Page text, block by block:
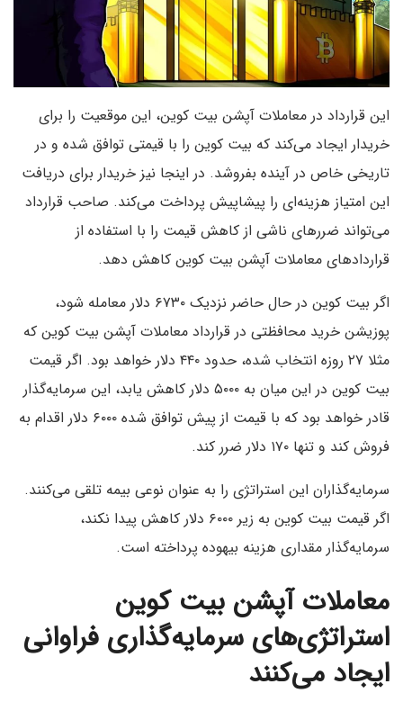
این قرارداد در معاملات آپشن بیت کوین، این موقعیت را برای
خریدار ایجاد می‌کند که بیت کوین را با قیمتی توافق شده و در
تاریخی خاص در آینده بفروشد. در اینجا نیز خریدار برای دریافت
این امتیاز هزینه‌ای را پیشاپیش پرداخت می‌کند. صاحب قرارداد
می‌تواند ضرر‌های ناشی از کاهش قیمت را با استفاده از
قرارداد‌های معاملات آپشن بیت کوین کاهش دهد.
اگر بیت کوین در حال حاضر نزدیک ۶۷۳۰ دلار معامله شود،
پوزیشن خرید محافظتی در قرارداد معاملات آپشن بیت کوین که
مثلا ۲۷ روزه انتخاب شده، حدود ۴۴۰ دلار خواهد بود. اگر قیمت
بیت کوین در این میان به ۵۰۰۰ دلار کاهش یابد، این سرمایه‌گذار
قادر خواهد بود که با قیمت از پیش توافق شده ۶۰۰۰ دلار اقدام به
فروش کند و تنها ۱۷۰ دلار ضرر کند.
سرمایه‌گذاران این استراتژی را به عنوان نوعی بیمه تلقی می‌کنند.
اگر قیمت بیت کوین به زیر ۶۰۰۰ دلار کاهش پیدا نکند،
سرمایه‌گذار مقداری هزینه بیهوده پرداخته است.
معاملات آپشن بیت کوین
استراتژی‌های سرمایه‌گذاری فراوانی
ایجاد می‌کنند